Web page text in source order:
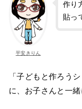
平安きりん
作り
貼っ
「子どもと作ろう
に、お子さんと一